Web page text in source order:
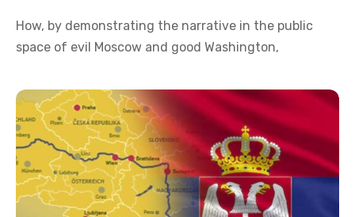
How, by demonstrating the narrative in the public
space of evil Moscow and good Washington,